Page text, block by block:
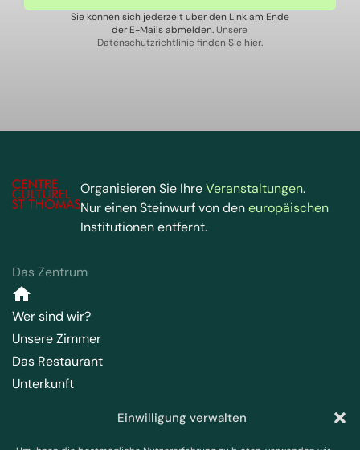
Einwilligung verwalten
Sie können sich jederzeit über den Link am Ende
der E-Mails abmelden.Unsere
Datenschutzrichtlinie finden Sie hier.
Organisieren Sie IhreVeranstaltungen.
Nur einen Steinwurf von deneuropäischen
Institutionen entfernt.
Das Zentrum
Wer sind wir?
Unsere Zimmer
Das Restaurant
Unterkunft